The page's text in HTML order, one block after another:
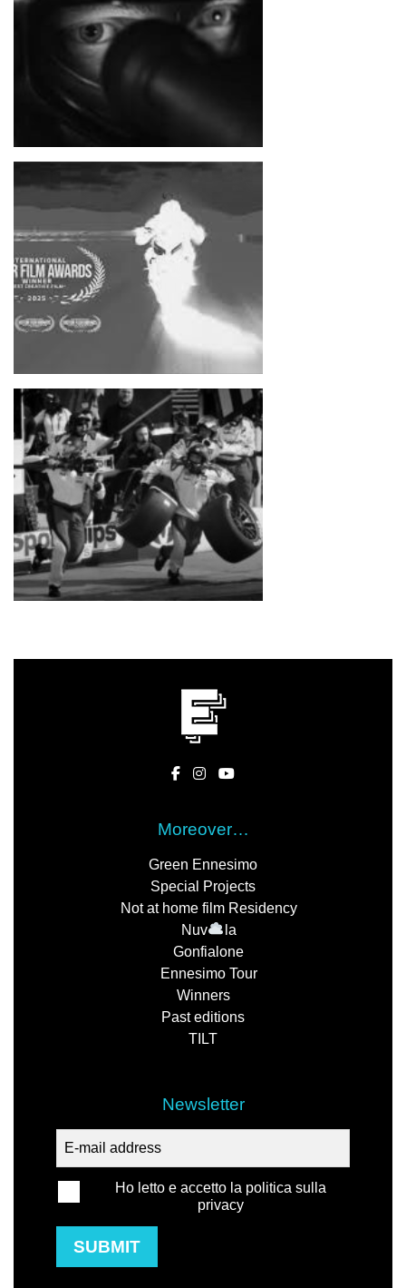
Moreover…
Green Ennesimo
Special Projects
Not at home film Residency
Nuv
la
Gonfialone
Ennesimo Tour
Winners
Past editions
TILT
Newsletter
Ho letto e accetto la politica sulla
privacy
SUBMIT